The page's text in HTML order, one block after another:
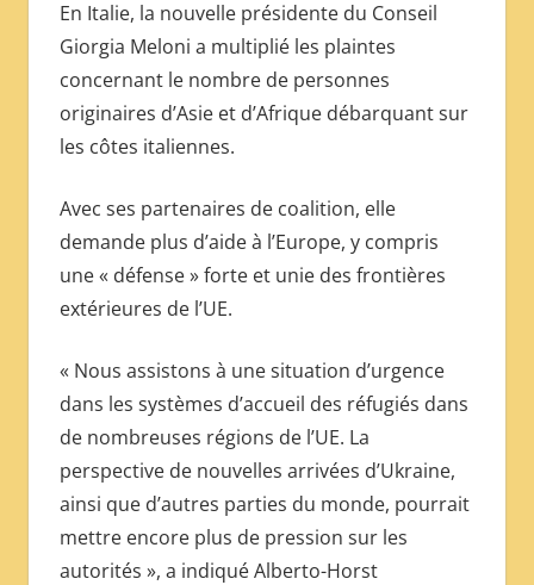
En Italie, la nouvelle présidente du Conseil
Giorgia Meloni a multiplié les plaintes
concernant le nombre de personnes
originaires d’Asie et d’Afrique débarquant sur
les côtes italiennes.
Avec ses partenaires de coalition, elle
demande plus d’aide à l’Europe, y compris
une « défense » forte et unie des frontières
extérieures de l’UE.
« Nous assistons à une situation d’urgence
dans les systèmes d’accueil des réfugiés dans
de nombreuses régions de l’UE. La
perspective de nouvelles arrivées d’Ukraine,
ainsi que d’autres parties du monde, pourrait
mettre encore plus de pression sur les
autorités », a indiqué Alberto-Horst